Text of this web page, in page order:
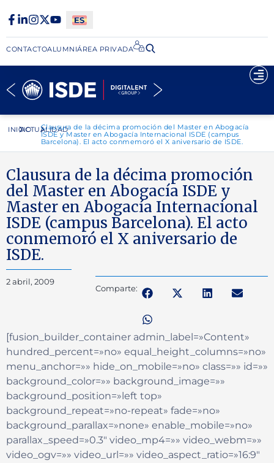
CONTACTOALUMNIÁREA PRIVADA​
INICIOACTUALIDAD
Clausura de la décima promoción del Master en Abogacía
ISDE y Master en Abogacía Internacional ISDE (campus
Barcelona). El acto conmemoró el X aniversario de ISDE.
Clausura de la décima promoción
del Master en Abogacía ISDE y
Master en Abogacía Internacional
ISDE (campus Barcelona). El acto
conmemoró el X aniversario de
ISDE.
2 abril, 2009
Comparte:
[fusion_builder_container admin_label=»Content»
hundred_percent=»no» equal_height_columns=»no»
menu_anchor=»» hide_on_mobile=»no» class=»» id=»»
background_color=»» background_image=»»
background_position=»left top»
background_repeat=»no-repeat» fade=»no»
background_parallax=»none» enable_mobile=»no»
parallax_speed=»0.3″ video_mp4=»» video_webm=»»
video_ogv=»» video_url=»» video_aspect_ratio=»16:9″